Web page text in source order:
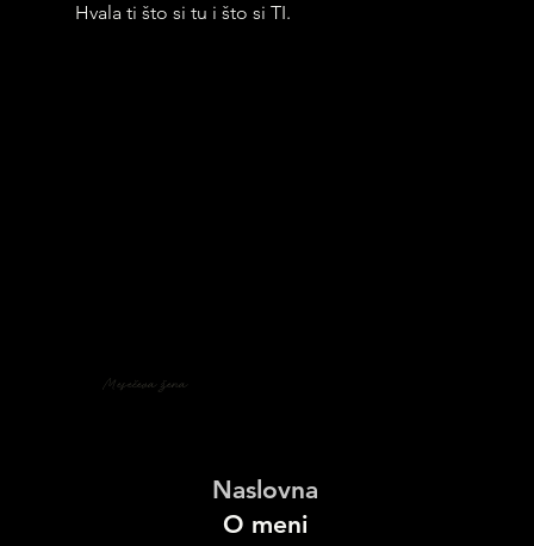
Hvala ti što si tu i što si TI.
Mesečeva žena
Naslovna
O meni